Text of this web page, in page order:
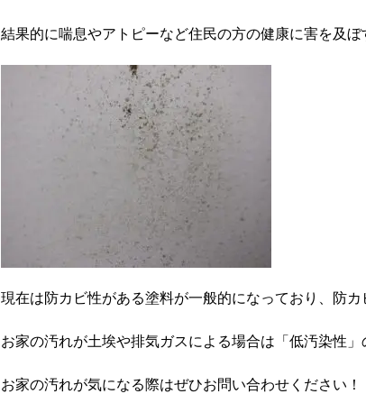
結果的に喘息やアトピーなど住民の方の健康に害を及ぼ
現在は防カビ性がある塗料が一般的になっており、防カ
お家の汚れが土埃や排気ガスによる場合は「低汚染性」
お家の汚れが気になる際はぜひお問い合わせください！